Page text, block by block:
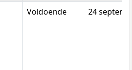
Voldoende 24